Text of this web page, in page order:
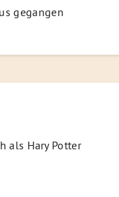
gegangen
als Hary Potter